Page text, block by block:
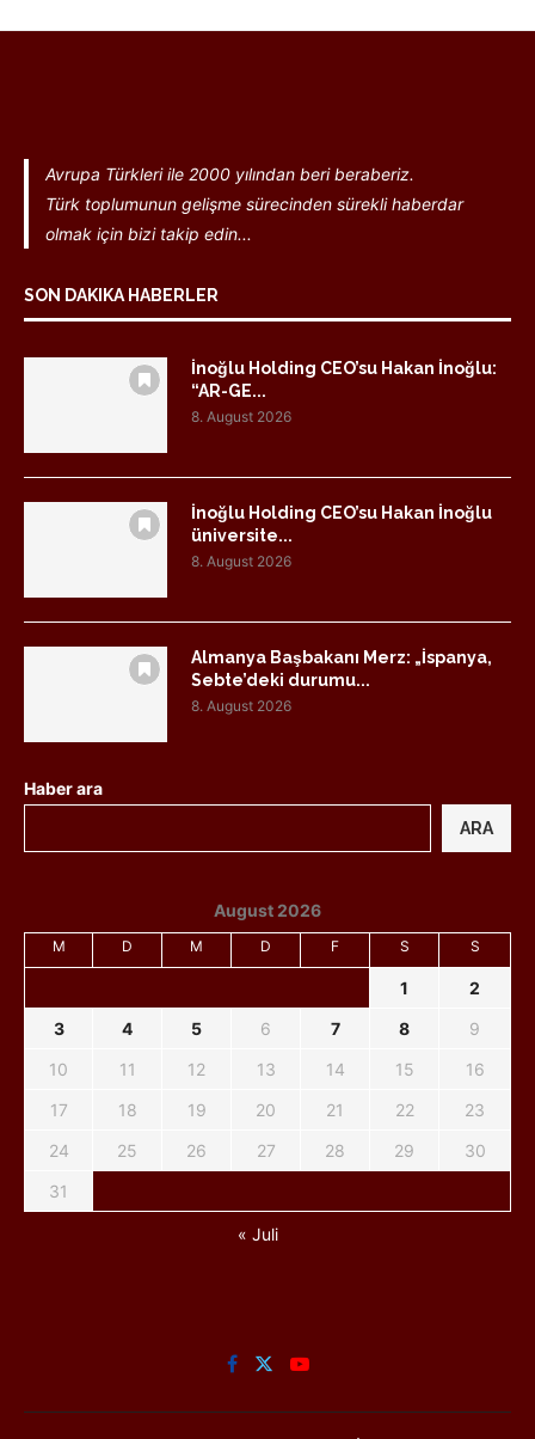
Avrupa Türkleri ile 2000 yılından beri beraberiz.
Türk toplumunun gelişme sürecinden sürekli haberdar
olmak için bizi takip edin...
SON DAKIKA HABERLER
İnoğlu Holding CEO’su Hakan İnoğlu:
“AR-GE...
8. August 2026
İnoğlu Holding CEO’su Hakan İnoğlu
üniversite...
8. August 2026
Almanya Başbakanı Merz: „İspanya,
Sebte’deki durumu...
8. August 2026
Haber ara
ARA
August 2026
M D M D F S S
1
2
3
4 5 6 7 8
9
10
11 12 13 14 15
16
17
18 19 20 21 22
23
24
25 26 27 28 29
30
31
« Juli